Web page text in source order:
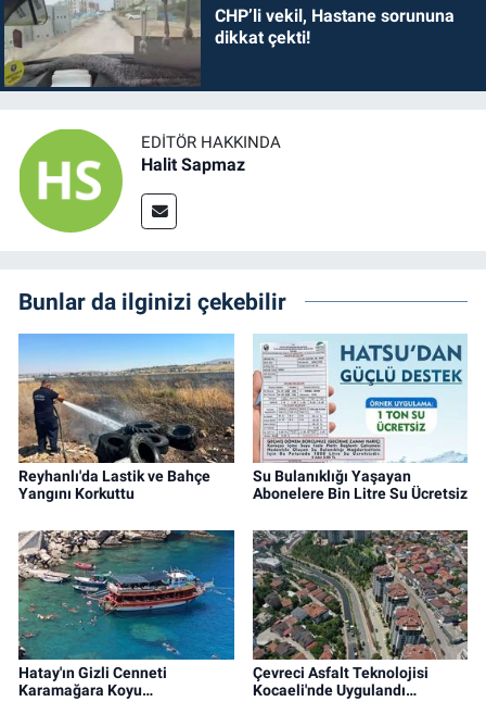
CHP’li vekil, Hastane sorununa
dikkat çekti!
EDITÖR HAKKINDA
Halit Sapmaz
Bunlar da ilginizi çekebilir
Reyhanlı'da Lastik ve Bahçe
Yangını Korkuttu
Su Bulanıklığı Yaşayan
Abonelere Bin Litre Su Ücretsiz
Hatay'ın Gizli Cenneti
Karamağara Koyu…
Çevreci Asfalt Teknolojisi
Kocaeli'nde Uygulandı…